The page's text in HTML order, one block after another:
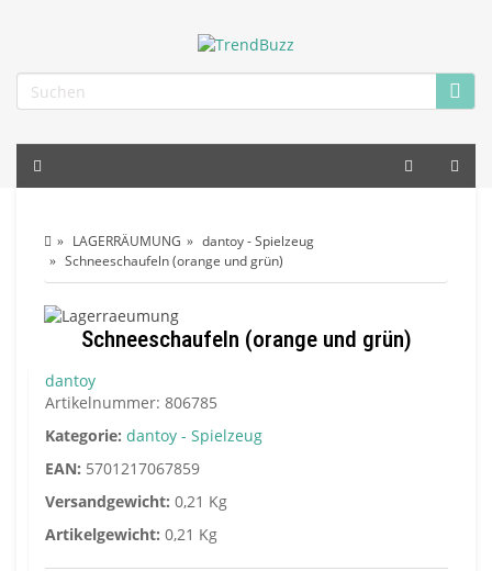
LAGERRÄUMUNG
dantoy - Spielzeug
Schneeschaufeln (orange und grün)
Schneeschaufeln (orange und grün)
dantoy
Artikelnummer: 806785
Kategorie: dantoy - Spielzeug
EAN: 5701217067859
Versandgewicht: 0,21 Kg
Artikelgewicht: 0,21 Kg